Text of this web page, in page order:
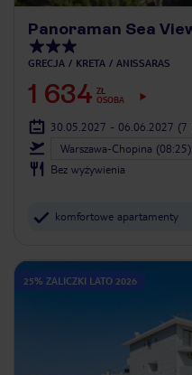
Panoraman Sea
GRECJA KRETA ANISSARAS
1 634 ZŁ
OSOBA
30.05.2027 - 06.06.2027 (7
Warszawa-Chopina (08:25)
Bez wyżywienia
komfortowe apartamenty
25% ZALICZKI LATO 2026